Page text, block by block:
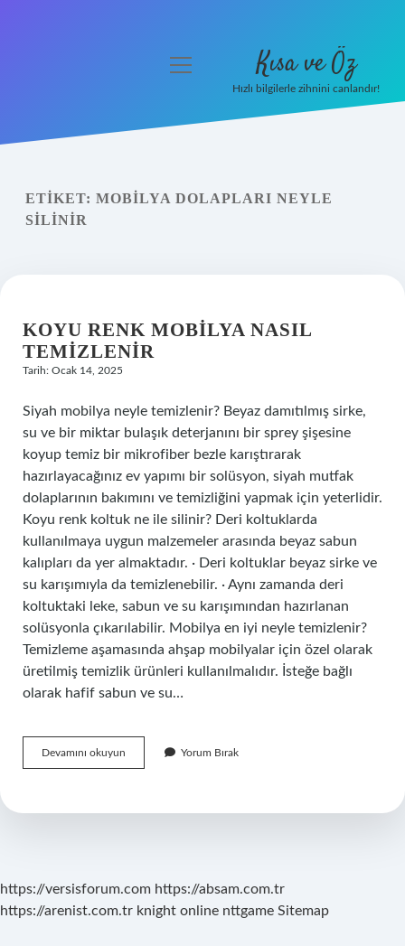
Yasal Uyarı
menüyü
Kısa ve Öz
Hızlı bilgilerle zihnini canlandır!
ETIKET: MOBILYA DOLAPLARI NEYLE
SILINIR
KOYU RENK MOBILYA NASIL
TEMIZLENIR
Tarih: Ocak 14, 2025
Siyah mobilya neyle temizlenir? Beyaz damıtılmış sirke,
su ve bir miktar bulaşık deterjanını bir sprey şişesine
koyup temiz bir mikrofiber bezle karıştırarak
hazırlayacağınız ev yapımı bir solüsyon, siyah mutfak
dolaplarının bakımını ve temizliğini yapmak için yeterlidir.
Koyu renk koltuk ne ile silinir? Deri koltuklarda
kullanılmaya uygun malzemeler arasında beyaz sabun
kalıpları da yer almaktadır. · Deri koltuklar beyaz sirke ve
su karışımıyla da temizlenebilir. · Aynı zamanda deri
koltuktaki leke, sabun ve su karışımından hazırlanan
solüsyonla çıkarılabilir. Mobilya en iyi neyle temizlenir?
Temizleme aşamasında ahşap mobilyalar için özel olarak
üretilmiş temizlik ürünleri kullanılmalıdır. İsteğe bağlı
olarak hafif sabun ve su…
Devamını okuyun
Renk
Temizlenir
Yorum Bırak
https://versisforum.com https://absam.com.tr
https://arenist.com.tr knight online nttgame Sitemap